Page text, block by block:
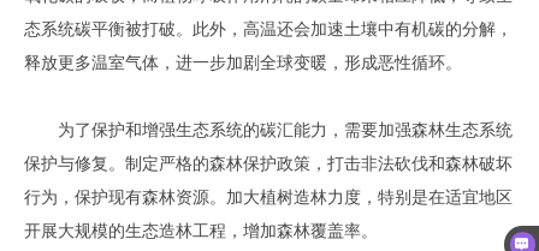
态系统碳平衡被打破。此外，高温还会加速土壤中有机碳的分解，
释放更多温室气体，进一步加剧全球变暖，形成恶性循环。
为了保护和增强生态系统的碳汇能力，需要加强森林生态系统
保护与修复。制定严格的森林保护政策，打击非法砍伐和森林破坏
行为，保护现有森林资源。加大植树造林力度，特别是在适宜地区
开展大规模的生态造林工程，增加森林覆盖率。